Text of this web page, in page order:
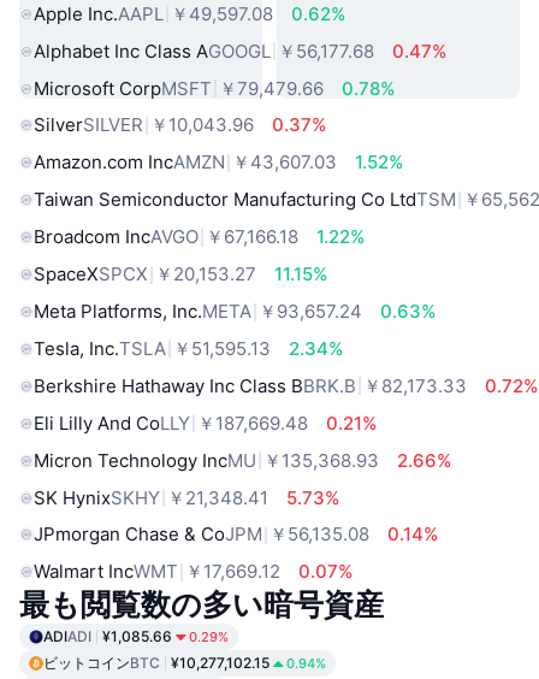
Apple Inc.AAPL ￥49,597.08
0.62%
Alphabet Inc Class AGOOGL ￥56,177.68
0.47%
Microsoft CorpMSFT ￥79,479.66
0.78%
SilverSILVER ￥10,043.96
0.37%
Amazon.com IncAMZN ￥43,607.03
1.52%
Taiwan Semiconductor Manufacturing Co LtdTSM ￥
Broadcom IncAVGO ￥67,166.18
1.22%
SpaceXSPCX ￥20,153.27
11.15%
Meta Platforms, Inc.META ￥93,657.24
0.63%
Tesla, Inc.TSLA ￥51,595.13
2.34%
Berkshire Hathaway Inc Class BBRK.B ￥82,173.33
0.72%
Eli Lilly And CoLLY ￥187,669.48
0.21%
Micron Technology IncMU ￥135,368.93
2.66%
SK HynixSKHY ￥21,348.41
5.73%
JPmorgan Chase & CoJPM ￥56,135.08
0.14%
Walmart IncWMT ￥17,669.12 0.07%
最も閲覧数の多い暗号資産
ADIADI ¥1,085.66 0.29%
ビットコインBTC ¥10,277,102.15 0.94%